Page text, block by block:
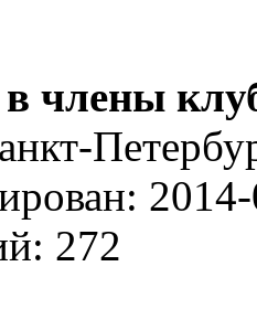
члены
272